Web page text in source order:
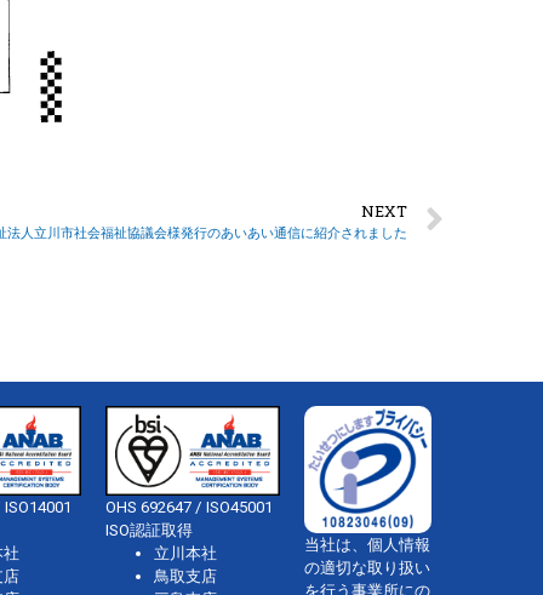
NEXT
法人立川市社会福祉協議会様発行のあいあい通信に紹介されました
社
店
OHS 692647 / ISO45001
ISO認証取得
立川本社
鳥取支店
当社は、個人情報
の適切な取り扱い
を行う事業所にの